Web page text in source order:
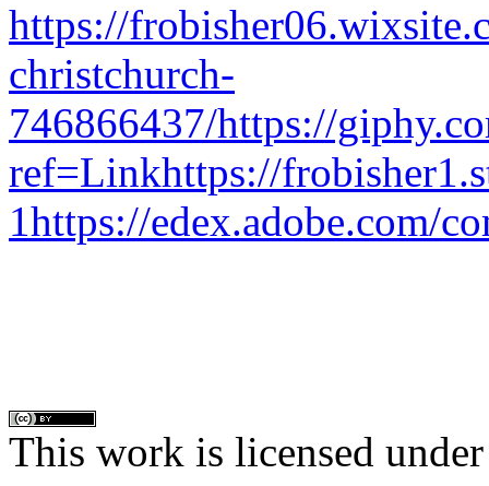
https://
christchurch-
746866437/https://
ref=Linkhttps://
1https://edex.adobe.com/
This work is licensed